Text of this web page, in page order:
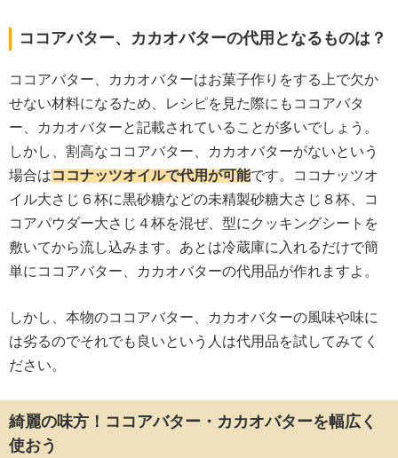
ココアバター、カカオバターの代用となるものは？
ココアバター、カカオバターはお菓子作りをする上で欠か
せない材料になるため、レシピを見た際にもココアバタ
ー、カカオバターと記載されていることが多いでしょう。
しかし、割高なココアバター、カカオバターがないという
場合はココナッツオイルで代用が可能です。ココナッツオ
イル大さじ６杯に黒砂糖などの未精製砂糖大さじ８杯、コ
コアパウダー大さじ４杯を混ぜ、型にクッキングシートを
敷いてから流し込みます。あとは冷蔵庫に入れるだけで簡
単にココアバター、カカオバターの代用品が作れますよ。
しかし、本物のココアバター、カカオバターの風味や味に
は劣るのでそれでも良いという人は代用品を試してみてく
ださい。
綺麗の味方！ココアバター・カカオバターを幅広く
使おう